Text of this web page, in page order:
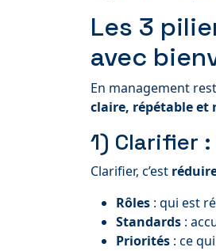
Les 3
avec
En management
claire, répétable et
1) Clarifier
Clarifier, c’est
Rôles : qui est
Standards :
Priorités : ce